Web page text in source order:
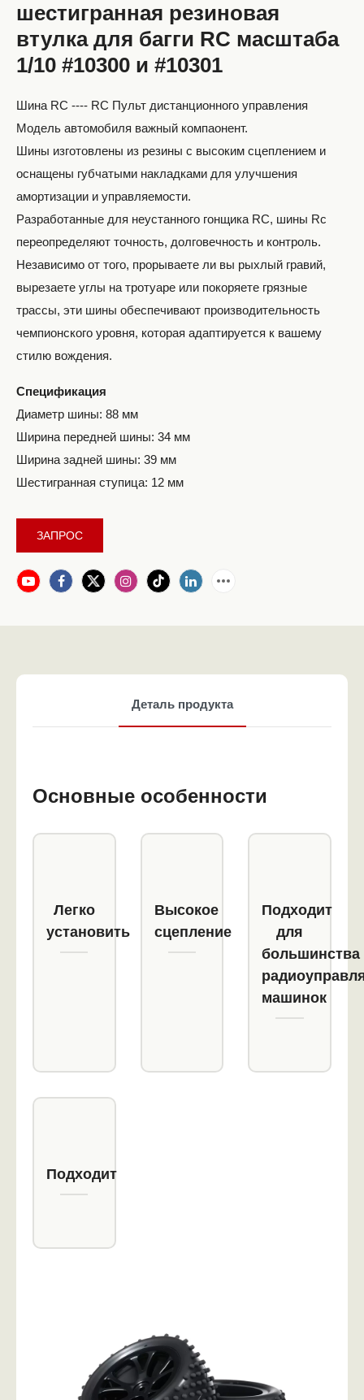
шестигранная резиновая
втулка для багги RC масштаба
1/10 #10300 и #10301
Шина RC ---- RC Пульт дистанционного управления
Модель автомобиля важный компаонент.
Шины изготовлены из резины с высоким сцеплением и
оснащены губчатыми накладками для улучшения
амортизации и управляемости.
Разработанные для неустанного гонщика RC, шины Rc
переопределяют точность, долговечность и контроль.
Независимо от того, прорываете ли вы рыхлый гравий,
вырезаете углы на тротуаре или покоряете грязные
трассы, эти шины обеспечивают производительность
чемпионского уровня, которая адаптируется к вашему
стилю вождения.
Спецификация
Диаметр шины: 88 мм
Ширина передней шины: 34 мм
Ширина задней шины: 39 мм
Шестигранная ступица: 12 мм
ЗАПРОС
Деталь продукта
Основные особенности
Легко
установить
Высокое
сцепление
Подходит
для
большинства
машинок
Подходит